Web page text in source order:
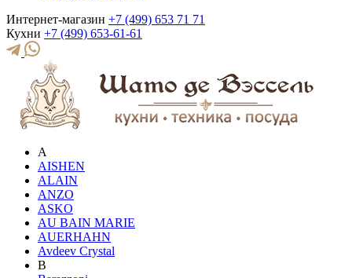
Интернет-магазин +7 (499) 653 71 71
Кухни +7 (499) 653-61-61
A
AISHEN
ALAIN
ANZO
ASKO
AU BAIN MARIE
AUERHAHN
Avdeev Crystal
B